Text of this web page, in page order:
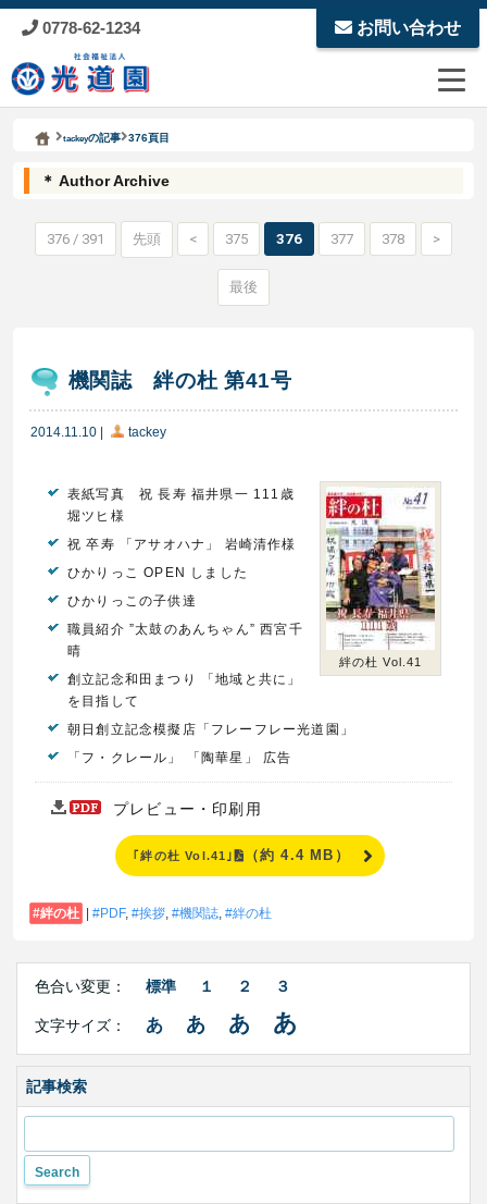
0778-62-1234 お問い合わせ
社会福祉法人 光道園
tackeyの記事 376頁目
＊ Author Archive
376 / 391 先頭 < 375 376 377 378 >
最後
機関誌 絆の杜 第41号
2014.11.10 tackey
絆の杜 Vol.41
表紙写真 祝 長寿 福井県一 111歳
堀ツヒ様
祝 卒寿 「アサオハナ」 岩崎清作様
ひかりっこ OPEN しました
ひかりっこの子供達
職員紹介 ”太鼓のあんちゃん” 西宮千
晴
創立記念和田まつり 「地域と共に」
を目指して
朝日創立記念模擬店「フレーフレー光道園」
「フ・クレール」 「陶華星」 広告
プレビュー・印刷用
｢絆の杜 Vol.41｣ （約 4.4 MB）
絆の杜 PDF, 挨拶, 機関誌, 絆の杜
Right
Contents
合
変
色合い変更： 標準 １ ２ ３
文字サイズ： あ あ あ あ
記事検索